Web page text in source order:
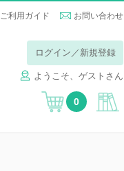
ご利用ガイド お問い合わせ
ログイン／新規登録
ようこそ、ゲストさん
0